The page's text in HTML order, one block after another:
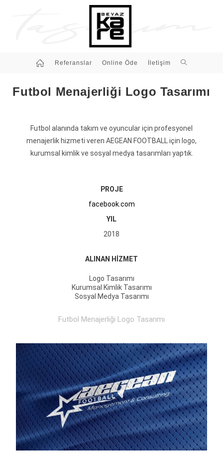
Referanslar Online Öde İletişim
Futbol Menajerliği Logo Tasarımı
Futbol alanında takım ve oyuncular için profesyonel
menajerlik hizmeti veren AEGEAN FOOTBALL için logo,
kurumsal kimlik ve sosyal medya tasarımları yaptık.
PROJE
facebook.com
YIL
2018
ALINAN HİZMET
Logo Tasarımı
Kurumsal Kimlik Tasarımı
Sosyal Medya Tasarımı
Futbol Menajerliği Logo Tasarımı